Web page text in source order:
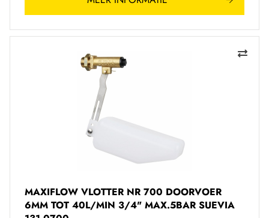
MAXIFLOW VLOTTER NR 700 DOORVOER
6MM TOT 40L/MIN 3/4" MAX.5BAR SUEVIA